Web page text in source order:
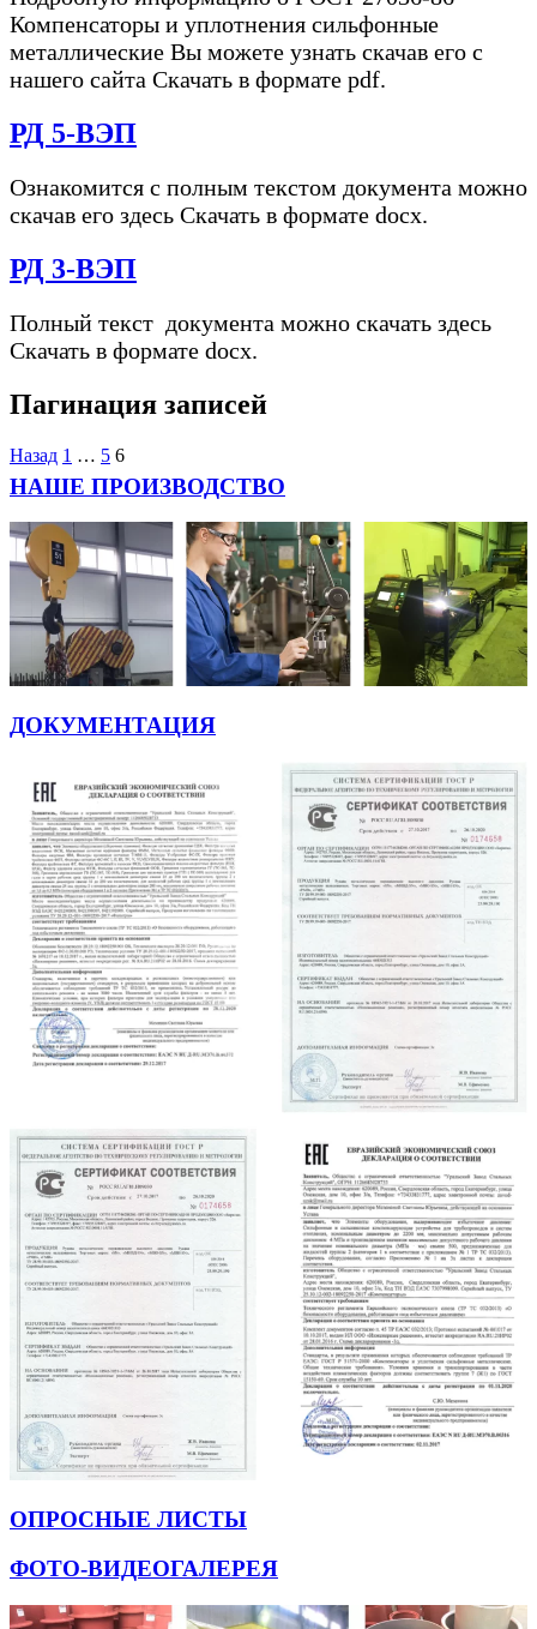
Компенсаторы и уплотнения сильфонные
металлические Вы можете узнать скачав его с
нашего сайта Скачать в формате pdf.
РД 5-ВЭП
Ознакомится с полным текстом документа можно
скачав его здесь Скачать в формате docx.
РД 3-ВЭП
Полный текст документа можно скачать здесь
Скачать в формате docx.
Пагинация записей
Назад 1 … 5 6
НАШЕ ПРОИЗВОДСТВО
ДОКУМЕНТАЦИЯ
ОПРОСНЫЕ ЛИСТЫ
ФОТО-ВИДЕОГАЛЕРЕЯ